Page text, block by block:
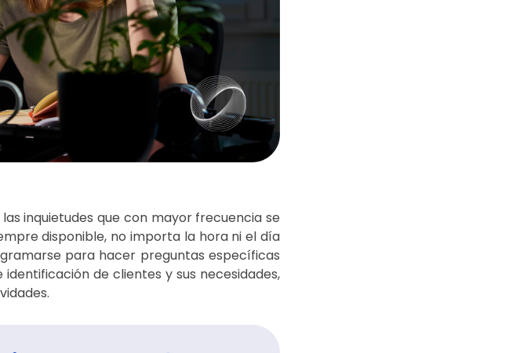
inquietudes que con mayor frecuencia se
disponible, no importa la hora ni el día
para hacer preguntas específicas
de clientes y sus necesidades,